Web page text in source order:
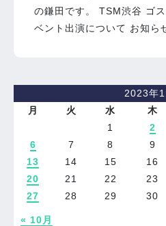
の鎌田です。 TSM渋谷 ゴ
ベント出演について お知ら
2023年
月
火 水 木
« 10月
1 2
6
7 8 9
13
14 15 16
20
21 22 23
27
28 29 30